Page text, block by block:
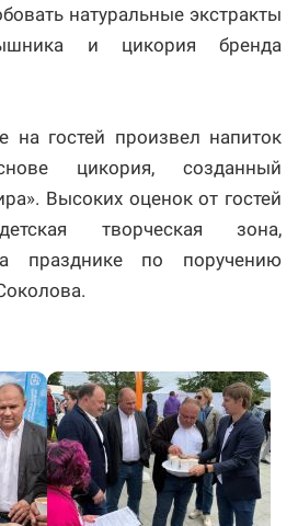
натуральные экстракты
и цикория бренда
на гостей произвел напиток
цикория, созданный
Высоких оценок от гостей
творческая зона,
празднике по поручению